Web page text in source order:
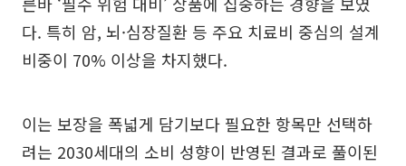
다. 특히 암, 뇌·심장질환 등 주요 치료비 중심의 설계
비중이 70% 이상을 차지했다.
이는 보장을 폭넓게 담기보다 필요한 항목만 선택하
려는 2030세대의 소비 성향이 반영된 결과로 풀이된